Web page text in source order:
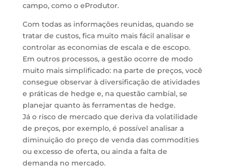
campo, como o eProdutor.
Com todas as informações reunidas, quando se
tratar de custos, fica muito mais fácil analisar e
controlar as economias de escala e de escopo.
Em outros processos, a gestão ocorre de modo
muito mais simplificado: na parte de preços, você
consegue observar à diversificação de atividades
e práticas de hedge e, na questão cambial, se
planejar quanto às ferramentas de hedge.
Já o risco de mercado que deriva da volatilidade
de preços, por exemplo, é possível analisar a
diminuição do preço de venda das commodities
ou excesso de oferta, ou ainda a falta de
demanda no mercado.